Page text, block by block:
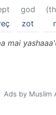
god
zot
mai
Ads by Muslim